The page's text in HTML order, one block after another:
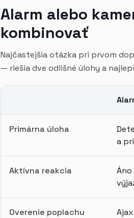
Alarm alebo
kombinovať
Najčastejšia otázka pri prvom
— riešia dve odlišné úlohy a
Primárna úloha
a
Aktívna reakcia
Overenie poplachu